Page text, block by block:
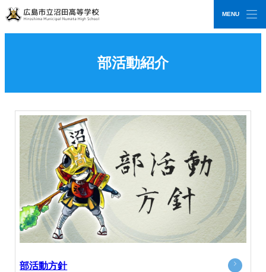
部活動紹介
部活動方針
MENU